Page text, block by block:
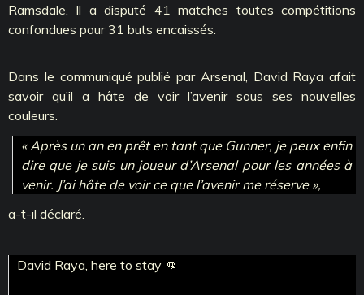
Ramsdale. Il a disputé 41 matches toutes compétitions
confondues pour 31 buts encaissés.
Dans le communiqué publié par Arsenal, David Raya afait
savoir qu’il a hâte de voir l’avenir sous ses nouvelles
couleurs.
« Après un an en prêt en tant que Gunner, je peux enfin
dire que je suis un joueur d’Arsenal pour les années à
venir. J’ai hâte de voir ce que l’avenir me réserve »,
a-t-il déclaré.
David Raya, here to stay 👊